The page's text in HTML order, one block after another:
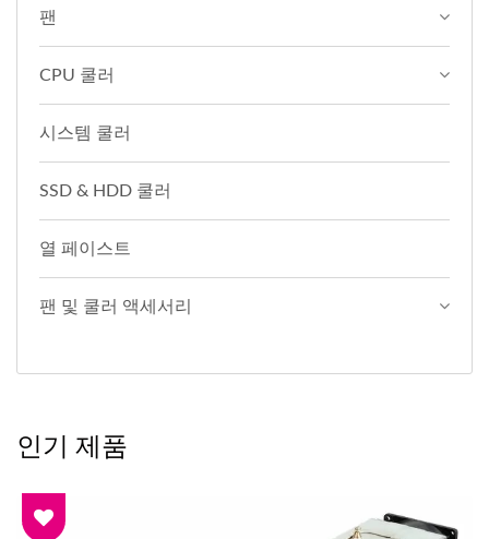
팬
CPU 쿨러
시스템 쿨러
SSD & HDD 쿨러
열 페이스트
팬 및 쿨러 액세서리
인기 제품